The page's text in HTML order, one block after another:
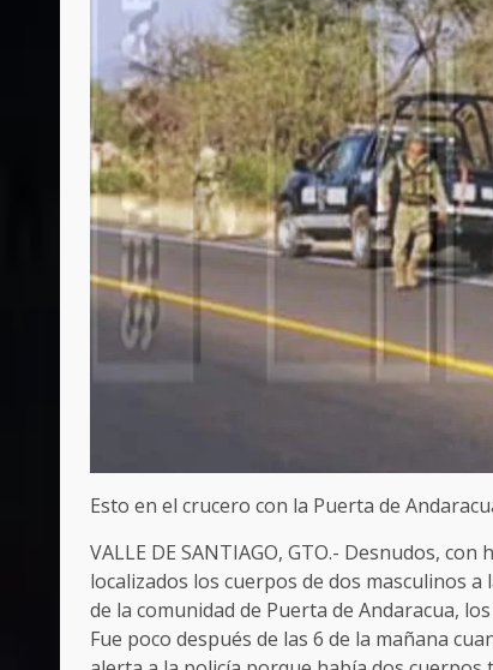
Esto en el crucero con la Puerta de
VALLE DE SANTIAGO, GTO.- Desnudos,
localizados los cuerpos de dos masculinos
de la comunidad de Puerta de Andaracua,
Fue poco después de las 6 de la mañana